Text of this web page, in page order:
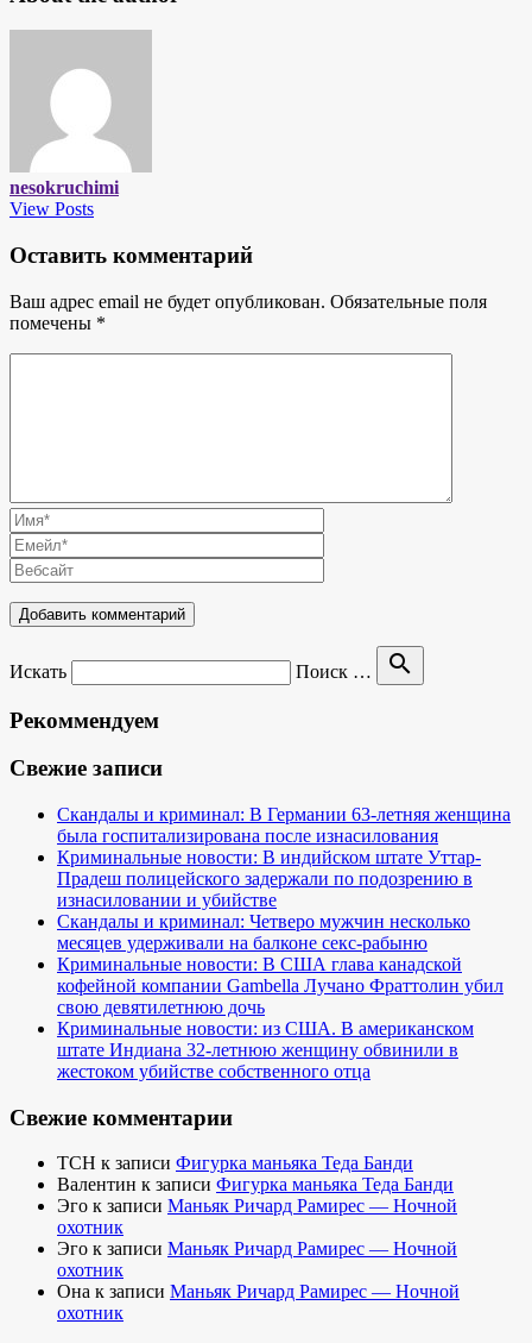
nesokruchimi
View Posts
Оставить комментарий
Ваш адрес email не будет опубликован. Обязательные поля
помечены *
Искать Поиск … search
Рекоммендуем
Свежие записи
Скандалы и криминал: В Германии 63-летняя женщина
была госпитализирована после изнасилования
Криминальные новости: В индийском штате Уттар-
Прадеш полицейского задержали по подозрению в
изнасиловании и убийстве
Скандалы и криминал: Четверо мужчин несколько
месяцев удерживали на балконе секс-рабыню
Криминальные новости: В США глава канадской
кофейной компании Gambella Лучано Фраттолин убил
свою девятилетнюю дочь
Криминальные новости: из США. В американском
штате Индиана 32-летнюю женщину обвинили в
жестоком убийстве собственного отца
Свежие комментарии
TCH к записи Фигурка маньяка Теда Банди
Валентин к записи Фигурка маньяка Теда Банди
Эго к записи Маньяк Ричард Рамирес — Ночной
охотник
Эго к записи Маньяк Ричард Рамирес — Ночной
охотник
Она к записи Маньяк Ричард Рамирес — Ночной
охотник